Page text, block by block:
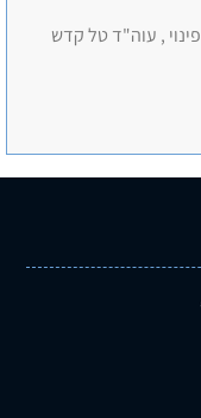
, עוה"ד טל קדש